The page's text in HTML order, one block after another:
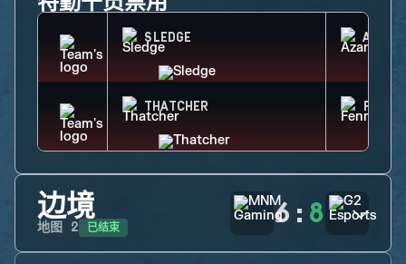
SLEDGE AZAMI
THATCHER
边境
地图 2 已结束 6 : 8